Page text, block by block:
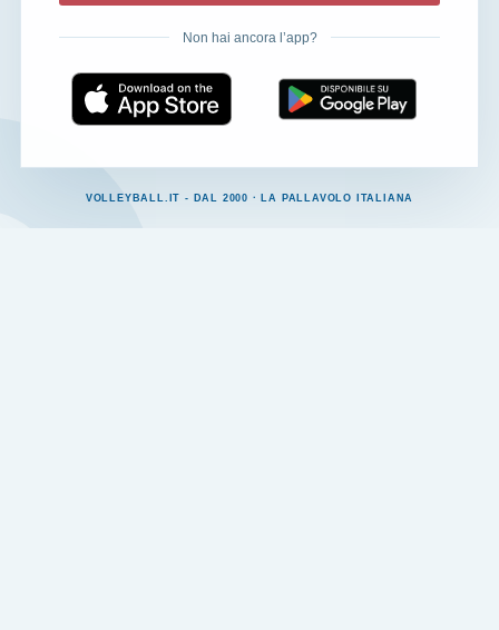
Non hai ancora l’app?
VOLLEYBALL.IT - DAL 2000 · LA PALLAVOLO ITALIANA